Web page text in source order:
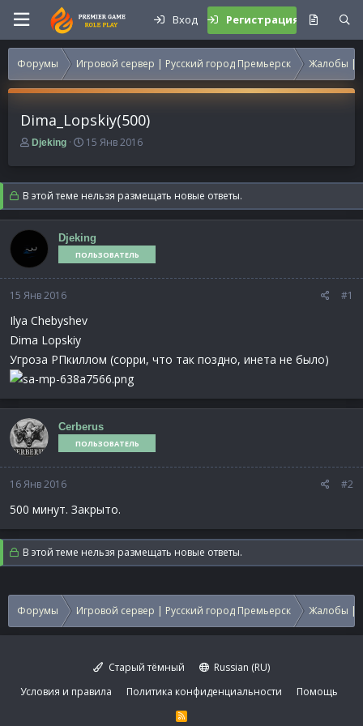
Вход Регистрация
Форумы Игровой сервер | Русский город Премьерск Жалобы |
Dima_Lopskiy(500)
А
т
о
р
т
е
м
Djeking
Д
т
а
н
а
а
л
15 Янв 2016
В этой теме нельзя размещать новые ответы.
Djeking
ПОЛЬЗОВАТЕЛЬ
15 Янв 2016 #1
Ilya Chebyshev
Dima Lopskiy
Угроза РПкиллом (сорри, что так поздно, инета не было)
Cerberus
ПОЛЬЗОВАТЕЛЬ
16 Янв 2016 #2
500 минут. Закрыто.
В этой теме нельзя размещать новые ответы.
Форумы Игровой сервер | Русский город Премьерск Жалобы |
Старый тёмный
Russian (RU)
Условия и правила
Политика конфиденциальности Помощь
R